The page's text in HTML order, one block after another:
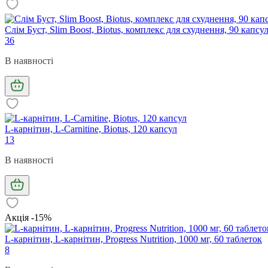
Слім Буст, Slim Boost, Biotus, комплекс для схуднення, 90 капсул
36
В наявності
L-карнітин, L-Carnitine, Biotus, 120 капсул
13
В наявності
Акція -15%
L-карнітин, L-карнітин, Progress Nutrition, 1000 мг, 60 таблеток
8